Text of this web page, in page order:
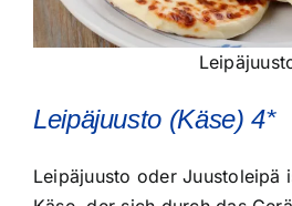
Leipäjuusto (Käse) 4*
Leipäjuusto oder Juustoleipä